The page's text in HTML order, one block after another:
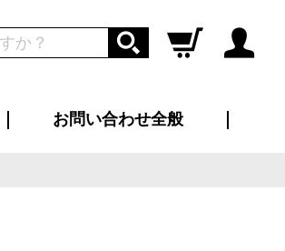
ログイン
お問い合わせ全般